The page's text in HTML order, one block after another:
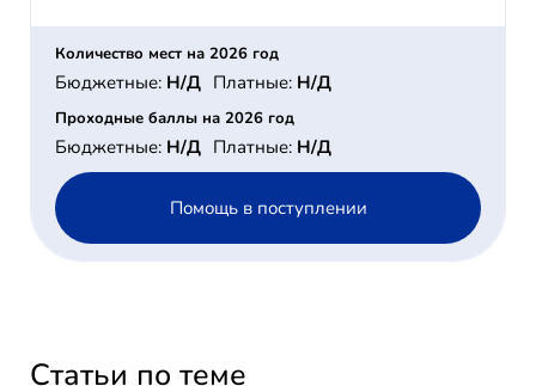
Количество мест на 2026 год
Бюджетные: Н/Д Платные: Н/Д
Проходные баллы на 2026 год
Бюджетные: Н/Д Платные: Н/Д
Помощь в поступлении
Статьи по теме